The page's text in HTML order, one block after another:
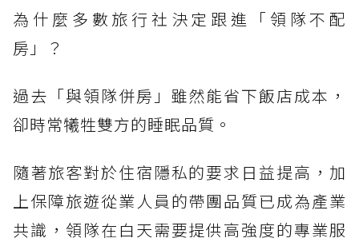
為什麼多數旅行社決定跟進「領隊不配
房」？
過去「與領隊併房」雖然能省下飯店成本，
卻時常犧牲雙方的睡眠品質。
隨著旅客對於住宿隱私的要求日益提高，加
上保障旅遊從業人員的帶團品質已成為產業
共識，領隊在白天需要提供高強度的專業服